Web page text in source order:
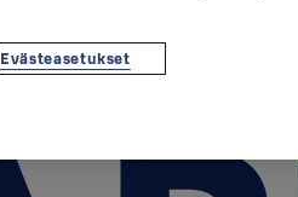
Evästeasetukset